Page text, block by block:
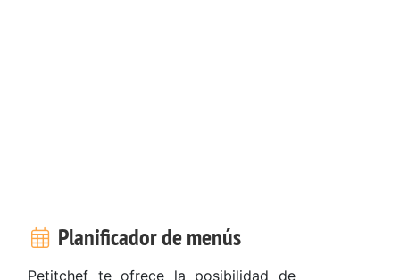
Planificador de menús
Petitchef te ofrece la posibilidad de